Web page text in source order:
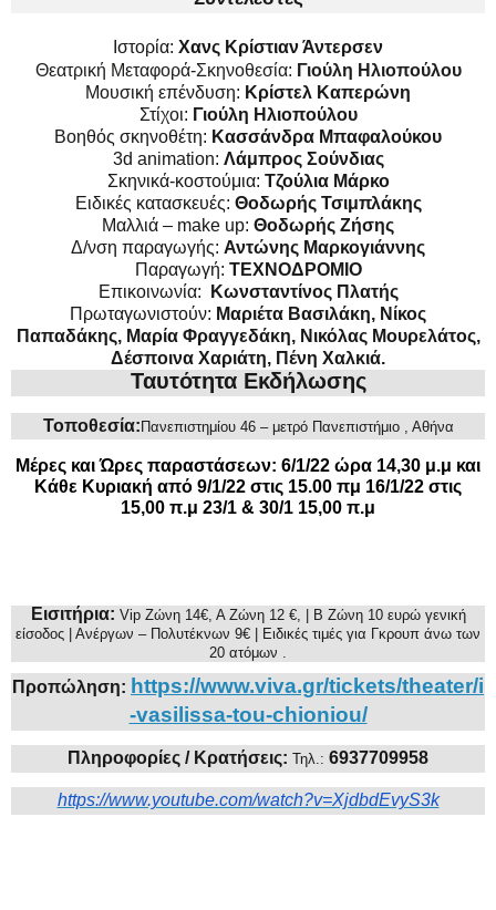
Ιστορία: Χανς Κρίστιαν Άντερσεν
Θεατρική Μεταφορά-Σκηνοθεσία: Γιούλη Ηλιοπούλου
Μουσική επένδυση: Κρίστελ Καπερώνη
Στίχοι: Γιούλη Ηλιοπούλου
Βοηθός σκηνοθέτη: Κασσάνδρα Μπαφαλούκου
3d animation: Λάμπρος Σούνδιας
Σκηνικά-κοστούμια: Τζούλια Μάρκο
Ειδικές κατασκευές: Θοδωρής Τσιμπλάκης
Μαλλιά – make up: Θοδωρής Ζήσης
Δ/νση παραγωγής: Αντώνης Μαρκογιάννης
Παραγωγή: ΤΕΧΝΟΔΡΟΜΙΟ
Επικοινωνία:
Κωνσταντίνος Πλατής
Πρωταγωνιστούν: Μαριέτα Βασιλάκη, Νίκος
Παπαδάκης, Μαρία Φραγγεδάκη, Νικόλας Μουρελάτος,
Δέσποινα Χαριάτη, Πένη Χαλκιά.
Ταυτότητα Εκδήλωσης
Τοποθεσία:Πανεπιστημίου 46 – μετρό Πανεπιστήμιο , Αθήνα
Μέρες και Ώρες παραστάσεων: 6/1/22 ώρα 14,30 μ.μ και
Κάθε Κυριακή από 9/1/22 στις 15.00 πμ 16/1/22 στις
15,00 π.μ 23/1 & 30/1 15,00 π.μ
Eισιτήρια: VipΖώνη 14€, Α Ζώνη 12 €, | Β Ζώνη 10 ευρώ γενική
είσοδος | Ανέργων – Πολυτέκνων 9€ | Ειδικές τιμές για Γκρουπ άνω των
20 ατόμων .
Προπώληση: https://www.viva.gr/tickets/theater/i
-vasilissa-tou-chioniou/
Πληροφορίες / Κρατήσεις: Τηλ.: 6937709958
https://www.youtube.com/watch?v=XjdbdEvyS3k